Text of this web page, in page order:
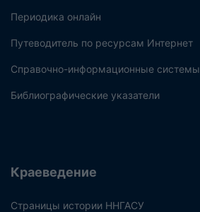
Периодика онлайн
Путеводитель по ресурсам Интернет
Справочно-информационные системы
Библиографические указатели
Краеведение
Страницы истории ННГАСУ